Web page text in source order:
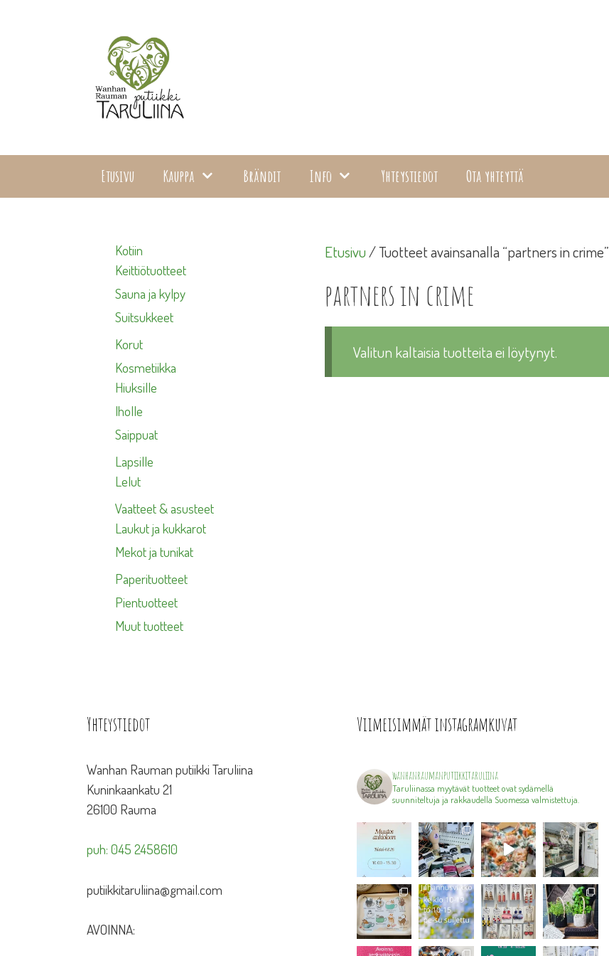
Etusivu Kauppa Brändit Info Yhteystiedot Ota yhteyttä
Etusivu/ Tuotteet avainsanalla “partners in crime”
partners in crime
Valitun kaltaisia tuotteita ei löytynyt.
Kotiin
Keittiötuotteet
Sauna ja kylpy
Suitsukkeet
Korut
Kosmetiikka
Hiuksille
Iholle
Saippuat
Lapsille
Lelut
Vaatteet & asusteet
Laukut ja kukkarot
Mekot ja tunikat
Paperituotteet
Pientuotteet
Muut tuotteet
Yhteystiedot
Wanhan Rauman putiikki Taruliina
Kuninkaankatu 21
26100 Rauma
puh: 045 2458610
putiikkitaruliina@gmail.com
AVOINNA:
Viimeisimmät instagramkuvat
wanhanraumanputiikkitaruliina
Taruliinassa myytävät tuotteet ovat sydämellä
suunniteltuja ja rakkaudella Suomessa valmistettuja.